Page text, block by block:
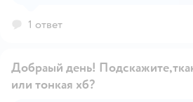
1 ответ
Добраый день!
или тонкая хб?